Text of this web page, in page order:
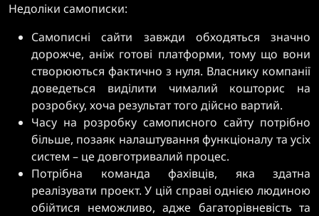
Недоліки самописки:
Самописні сайти завжди обходяться значно
дорожче, аніж готові платформи, тому що вони
створюються фактично з нуля. Власнику компанії
доведеться виділити чималий кошторис на
розробку, хоча результат того дійсно вартий.
Часу на розробку самописного сайту потрібно
більше, позаяк налаштування функціоналу та усіх
систем – це довготривалий процес.
Потрібна команда фахівців, яка здатна
реалізувати проект. У цій справі однією людиною
обійтися неможливо, адже багаторівневість та